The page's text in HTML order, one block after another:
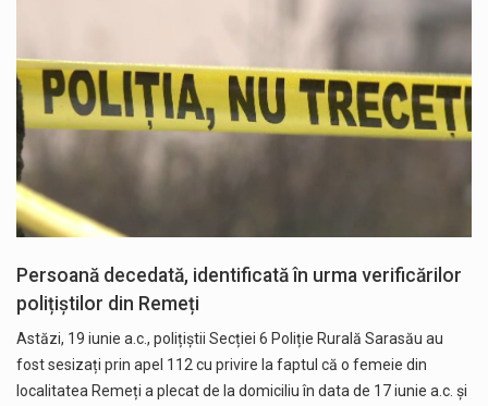
Persoană decedată, identificată în urma verificărilor
polițiștilor din Remeți
Astăzi, 19 iunie a.c., polițiștii Secției 6 Poliție Rurală Sarasău au
fost sesizați prin apel 112 cu privire la faptul că o femeie din
localitatea Remeți a plecat de la domiciliu în data de 17 iunie a.c. și